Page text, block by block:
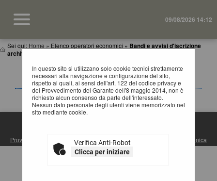
09/08/2026 14:12
Sei qui: Home » Elenco operatori economici » Bandi e avvisi d'iscrizione
archiviati
In questo sito si utilizzano solo cookie tecnici strettamente
necessari alla navigazione e configurazione del sito,
rispetto ai quali, ai sensi dell'art. 122 del codice privacy e
del Provvedimento del Garante dell'8 maggio 2014, non è
richiesto alcun consenso da parte dell'interessato.
Nessun dato personale degli utenti viene memorizzato nel
sito mediante cookie.
Verifica Anti-Robot
Clicca per iniziare
BANDI E AVVISI D'ISCRIZIONE ARCHIVIATI PER
ELENCHI OPERATORI ECONOMICI
La ricerca ha restituito 0 risultati.
Provincia di Matera
| Via Ridola, 60 - 75100 Matera (MT) |
Posta Elettronica
Certificata| Centralino: +39 0835 3061